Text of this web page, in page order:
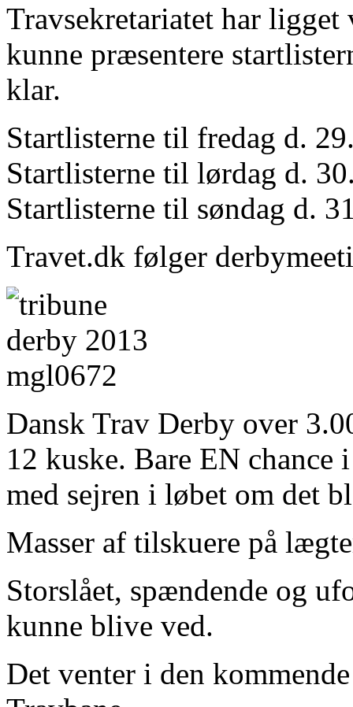
Travsekretariatet har ligget
kunne præsentere
klar.
Startlisterne til fredag d.
Startlisterne til lørdag d.
Startlisterne til søndag d.
Travet.dk følger
Dansk Trav Derby over
12 kuske. Bare EN
med sejren i løbet om det
Masser af tilskuere på
Storslået, spændende og
kunne blive ved.
Det venter i den